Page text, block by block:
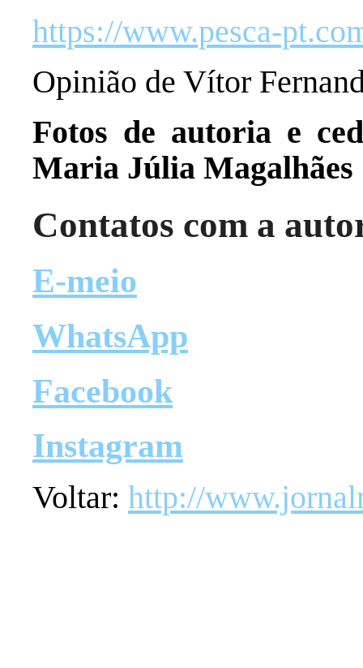
https://www.pesca-
Opinião de Vítor
Fotos de autoria e
Maria Júlia Magalhães
Contatos com a
E-meio
WhatsApp
Facebook
Instagram
Voltar: http://